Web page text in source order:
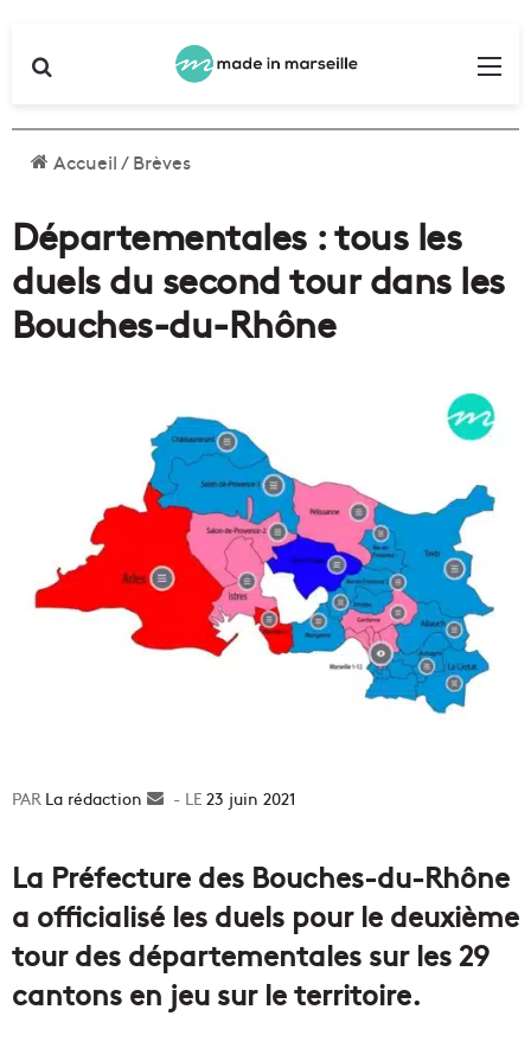
Accueil/Brèves
Départementales : tous les
duels du second tour dans les
Bouches-du-Rhône
La rédaction
Envoyer23 juin 2021
La Préfecture des Bouches-du-Rhône
a officialisé les duels pour le deuxième
tour des départementales sur les 29
cantons en jeu sur le territoire.